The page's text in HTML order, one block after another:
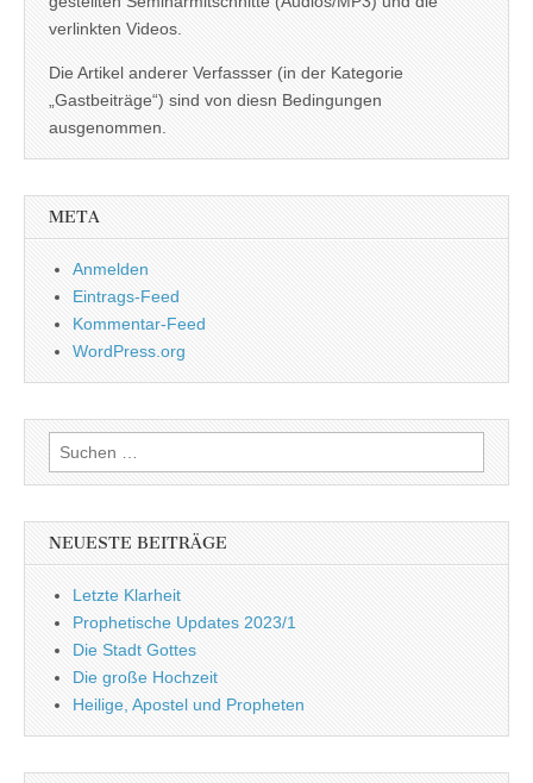
verlinkten Videos.
Die Artikel anderer Verfassser (in der Kategorie
„Gastbeiträge“) sind von diesn Bedingungen
ausgenommen.
META
Anmelden
Eintrags-Feed
Kommentar-Feed
WordPress.org
Suchen
nach:
NEUESTE BEITRÄGE
Letzte Klarheit
Prophetische Updates 2023/1
Die Stadt Gottes
Die große Hochzeit
Heilige, Apostel und Propheten